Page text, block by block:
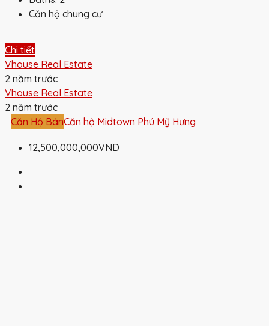
Căn hộ chung cư
Chi tiết
Vhouse Real Estate
2 năm trước
Vhouse Real Estate
2 năm trước
Căn Hộ BánCăn hộ Midtown Phú Mỹ Hưng
12,500,000,000VND